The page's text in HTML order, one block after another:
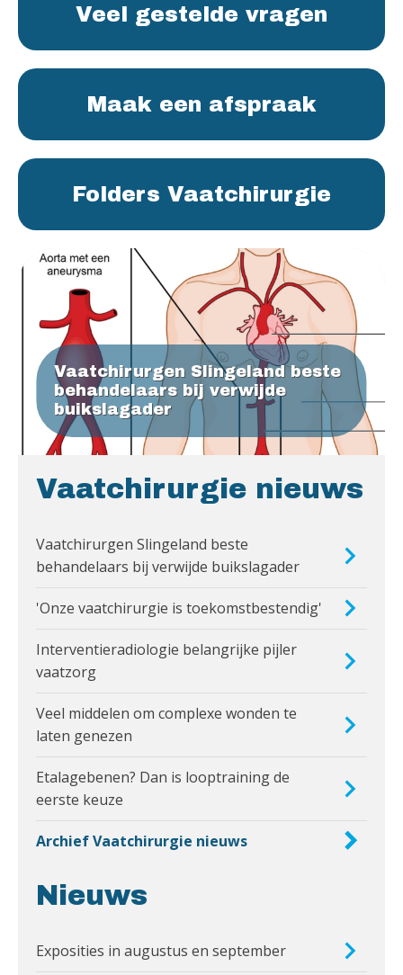
Veel gestelde vragen
Maak een afspraak
Folders Vaatchirurgie
Vaatchirurgen Slingeland beste
behandelaars bij verwijde
buikslagader
Vaatchirurgie nieuws
Vaatchirurgen Slingeland beste
behandelaars bij verwijde buikslagader
'Onze vaatchirurgie is toekomstbestendig'
Interventieradiologie belangrijke pijler
vaatzorg
Veel middelen om complexe wonden te
laten genezen
Etalagebenen? Dan is looptraining de
eerste keuze
Archief Vaatchirurgie nieuws
Nieuws
Exposities in augustus en september